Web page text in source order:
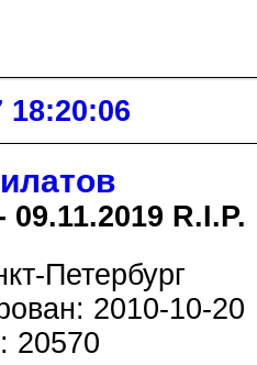
18:20:06
09.11.2019 R.I.P.
Петербург
2010-10-20
20570